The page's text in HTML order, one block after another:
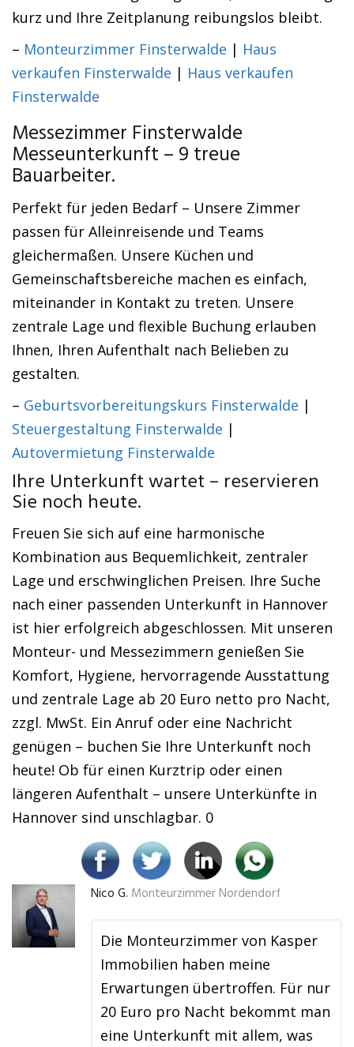
kurz und Ihre Zeitplanung reibungslos bleibt.
– Monteurzimmer Finsterwalde | Haus
verkaufen Finsterwalde | Haus verkaufen
Finsterwalde
Messezimmer Finsterwalde
Messeunterkunft – 9 treue
Bauarbeiter.
Perfekt für jeden Bedarf – Unsere Zimmer
passen für Alleinreisende und Teams
gleichermaßen. Unsere Küchen und
Gemeinschaftsbereiche machen es einfach,
miteinander in Kontakt zu treten. Unsere
zentrale Lage und flexible Buchung erlauben
Ihnen, Ihren Aufenthalt nach Belieben zu
gestalten.
– Geburtsvorbereitungskurs Finsterwalde |
Steuergestaltung Finsterwalde |
Autovermietung Finsterwalde
Ihre Unterkunft wartet – reservieren
Sie noch heute.
Freuen Sie sich auf eine harmonische
Kombination aus Bequemlichkeit, zentraler
Lage und erschwinglichen Preisen. Ihre Suche
nach einer passenden Unterkunft in Hannover
ist hier erfolgreich abgeschlossen. Mit unseren
Monteur- und Messezimmern genießen Sie
Komfort, Hygiene, hervorragende Ausstattung
und zentrale Lage ab 20 Euro netto pro Nacht,
zzgl. MwSt. Ein Anruf oder eine Nachricht
genügen – buchen Sie Ihre Unterkunft noch
heute! Ob für einen Kurztrip oder einen
längeren Aufenthalt – unsere Unterkünfte in
Hannover sind unschlagbar. 0
Nico G. Monteurzimmer Nordendorf
Die Monteurzimmer von Kasper
Immobilien haben meine
Erwartungen übertroffen. Für nur
20 Euro pro Nacht bekommt man
eine Unterkunft mit allem, was